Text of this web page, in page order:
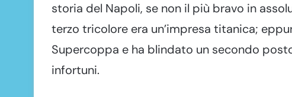
storia del Napoli, se non il più bravo in
terzo tricolore era un’impresa titanica;
Supercoppa e ha blindato un secondo
infortuni.